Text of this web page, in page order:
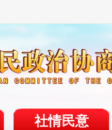
社情民意